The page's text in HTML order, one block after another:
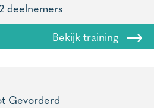
deelnemers
Bekijk training
Gevorderd